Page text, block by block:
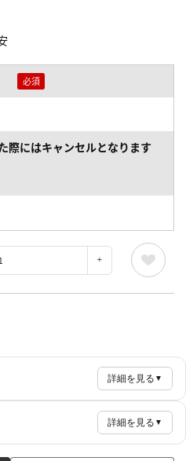
際にはキャンセルとなります
詳細を見る ▼
詳細を見る ▼